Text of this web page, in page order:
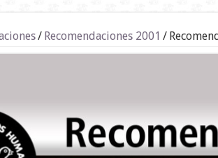
/ Recomendaciones 2001 /